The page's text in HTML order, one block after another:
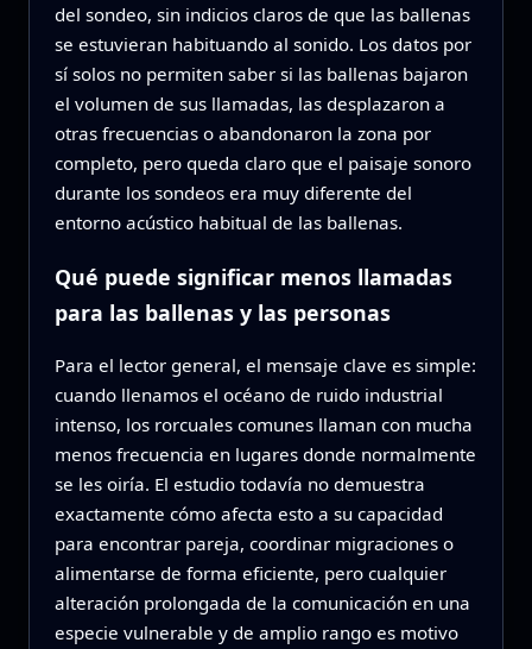
del sondeo, sin indicios claros de que las ballenas
se estuvieran habituando al sonido. Los datos por
sí solos no permiten saber si las ballenas bajaron
el volumen de sus llamadas, las desplazaron a
otras frecuencias o abandonaron la zona por
completo, pero queda claro que el paisaje sonoro
durante los sondeos era muy diferente del
entorno acústico habitual de las ballenas.
Qué puede significar menos llamadas
para las ballenas y las personas
Para el lector general, el mensaje clave es simple:
cuando llenamos el océano de ruido industrial
intenso, los rorcuales comunes llaman con mucha
menos frecuencia en lugares donde normalmente
se les oiría. El estudio todavía no demuestra
exactamente cómo afecta esto a su capacidad
para encontrar pareja, coordinar migraciones o
alimentarse de forma eficiente, pero cualquier
alteración prolongada de la comunicación en una
especie vulnerable y de amplio rango es motivo